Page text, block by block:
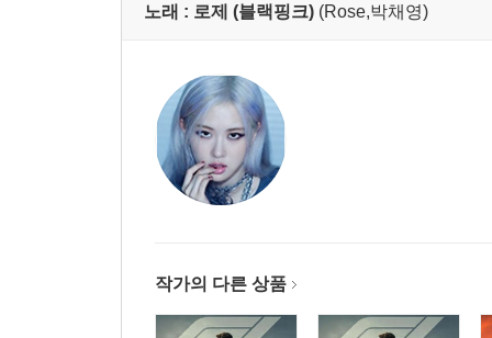
노래 : 로제 (블랙핑크) (Rose,박채영)
작가의 다른 상품